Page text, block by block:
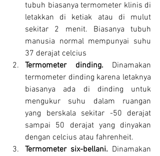
tubuh biasanya termometer klinis di
letakkan di ketiak atau di mulut
sekitar 2 menit. Biasanya tubuh
manusia normal mempunyai suhu
37 derajat celcius
Termometer dinding. Dinamakan
termometer dinding karena letaknya
biasanya ada di dinding untuk
mengukur suhu dalam ruangan
yang berskala sekitar -50 derajat
sampai 50 derajat yang dinyakan
dengan celcius atau fahrenheit.
Termometer six-bellani. Dinamakan